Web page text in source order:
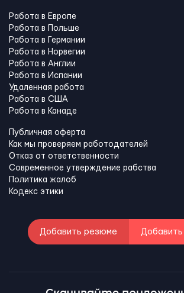
Работа в Европе
Работа в Польше
Работа в Германии
Работа в Норвегии
Работа в Англии
Работа в Испании
Удаленная работа
Работа в США
Работа в Канадe
Публичная оферта
Как мы проверяем работодателей
Отказ от ответственности
Современное утверждение рабства
Политика жалоб
Кодекс этики
Добавить резюме